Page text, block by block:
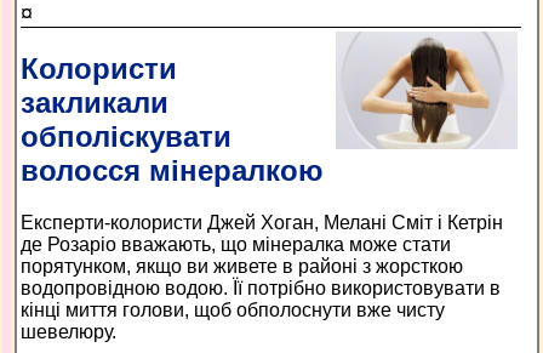
¤
Колористи
закликали
обполіскувати
волосся мінералкою
Експерти-колористи Джей Хоган, Мелані Сміт і Кетрін
де Розаріо вважають, що мінералка може стати
порятунком, якщо ви живете в районі з жорсткою
водопровідною водою. Її потрібно використовувати в
кінці миття голови, щоб обполоснути вже чисту
шевелюру.